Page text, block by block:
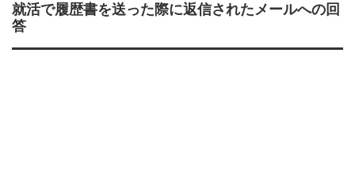
就活で履歴書を送った際に返信されたメールへの回
答